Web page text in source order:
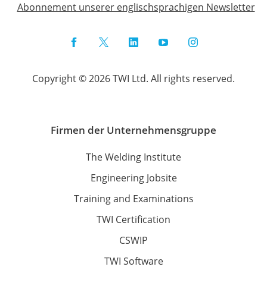
Abonnement unserer englischsprachigen Newsletter
FacebookTwitterLinkedInYouTubeInstagram
Copyright © 2026 TWI Ltd. All rights reserved.
Firmen der Unternehmensgruppe
The Welding Institute
Engineering Jobsite
Training and Examinations
TWI Certification
CSWIP
TWI Software